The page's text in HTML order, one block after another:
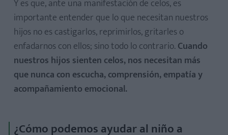
Y es que, ante una manifestación de celos, es
importante entender que lo que necesitan nuestros
hijos no es castigarlos, reprimirlos, gritarles o
enfadarnos con ellos; sino todo lo contrario. Cuando
nuestros hijos sienten celos, nos necesitan más
que nunca con escucha, comprensión, empatía y
acompañamiento emocional.
¿Cómo podemos ayudar al niño a